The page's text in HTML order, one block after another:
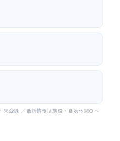
登録 ／最新情報は施設・自治体窓口へ